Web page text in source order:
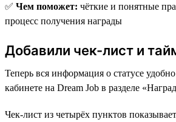
✅ Чем поможет: чёткие и понятные
процесс получения награды
Добавили чек-лист и
Теперь вся информация о статусе
кабинете на Dream Job в разделе
Чек-лист из четырёх пунктов